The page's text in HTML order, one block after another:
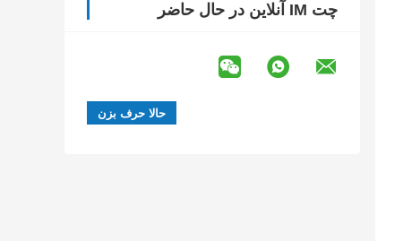
چت IM آنلاین در حال حاضر